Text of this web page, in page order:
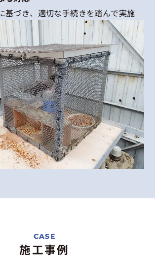
基づき、適切な手続きを踏んで実施
施工事例